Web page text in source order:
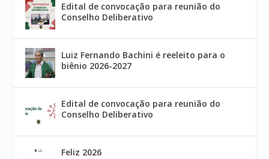
Edital de convocação para reunião do
Conselho Deliberativo
Luiz Fernando Bachini é reeleito para o
biênio 2026-2027
Edital de convocação para reunião do
Conselho Deliberativo
Feliz 2026